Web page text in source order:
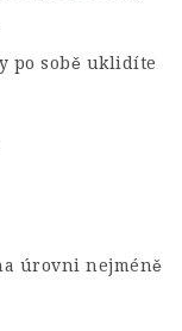
po sobě uklidíte
úrovni nejméně